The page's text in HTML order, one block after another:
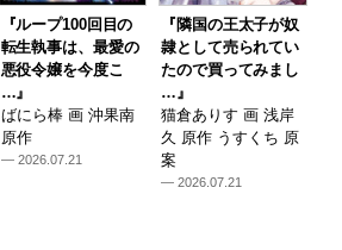
『ループ100回目の
転生執事は、最愛の
悪役令嬢を今度こ
…』
ばにら棒 画 沖果南
原作
— 2026.07.21
『隣国の王太子が奴
隷として売られてい
たので買ってみまし
…』
猫倉ありす 画 浅岸
久 原作 うすくち 原
案
— 2026.07.21